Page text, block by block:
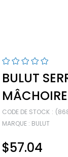
BULUT
CODE DE STOCK
MARQUE : BULUT
$57.04